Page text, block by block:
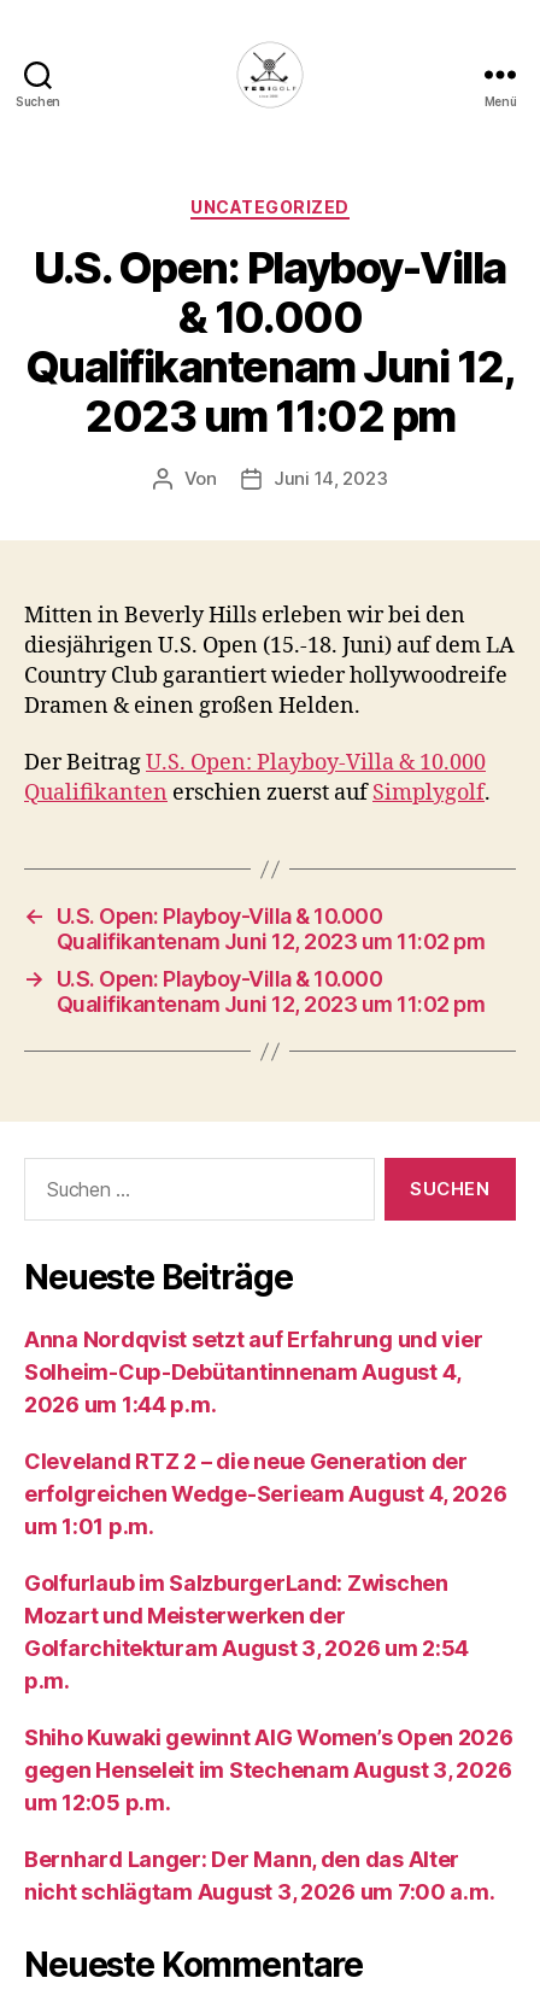
Suchen
Deine
Plattform
für
Golfbegeisterte!
Menü
Kategorien
UNCATEGORIZED
U.S. Open: Playboy-Villa
& 10.000
Qualifikantenam Juni 12,
2023 um 11:02 pm
Beitragsautor
Von Veröffentlichungsdatum
Juni 14, 2023
Mitten in Beverly Hills erleben wir bei den
diesjährigen U.S. Open (15.-18. Juni) auf dem LA
Country Club garantiert wieder hollywoodreife
Dramen & einen großen Helden.
Der BeitragU.S. Open: Playboy-Villa & 10.000
Qualifikanten erschien zuerst aufSimplygolf.
←
U.S. Open: Playboy-Villa & 10.000
Qualifikantenam Juni 12, 2023 um 11:02 pm
→
U.S. Open: Playboy-Villa & 10.000
Qualifikantenam Juni 12, 2023 um 11:02 pm
nach:
Neueste Beiträge
Anna Nordqvist setzt auf Erfahrung und vier
Solheim-Cup-Debütantinnenam August 4,
2026 um 1:44 p.m.
Cleveland RTZ 2 – die neue Generation der
erfolgreichen Wedge-Serieam August 4, 2026
um 1:01 p.m.
Golfurlaub im SalzburgerLand: Zwischen
Mozart und Meisterwerken der
Golfarchitekturam August 3, 2026 um 2:54
p.m.
Shiho Kuwaki gewinnt AIG Women’s Open 2026
gegen Henseleit im Stechenam August 3, 2026
um 12:05 p.m.
Bernhard Langer: Der Mann, den das Alter
nicht schlägtam August 3, 2026 um 7:00 a.m.
Neueste Kommentare